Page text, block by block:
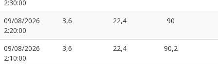
2:30:00
09/08/2026
2:20:00
3,6 22,4 90
09/08/2026
2:10:00
3,6 22,4 90,2